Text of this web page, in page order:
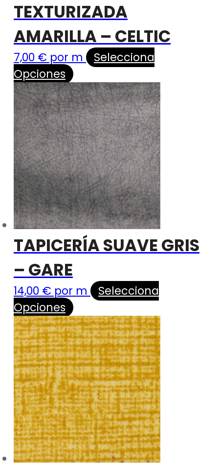
TEXTURIZADA
AMARILLA – CELTIC
7,00 € por m
Selecciona
Opciones
TAPICERÍA SUAVE GRIS
– GARE
14,00 € por m
Selecciona
Opciones